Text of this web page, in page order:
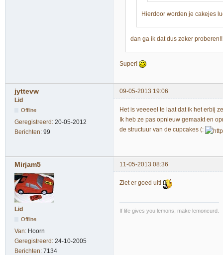
Hierdoor worden je cakejes
dan ga ik dat dus zeker
Super!
jyttevw
09-05-2013 19:06
Lid
Offline
Geregistreerd: 20-05-2012
Berichten: 99
Het is veeeeel te laat dat ik het erbij
Ik heb ze pas opnieuw gemaakt en
de structuur van de cupcakes (:
Mirjam5 11-05-2013 08:36
Lid
Offline
Van: Hoorn
Geregistreerd: 24-10-2005
Berichten: 7134
Ziet er goed uit!
If life gives you lemons, make lemoncurd.